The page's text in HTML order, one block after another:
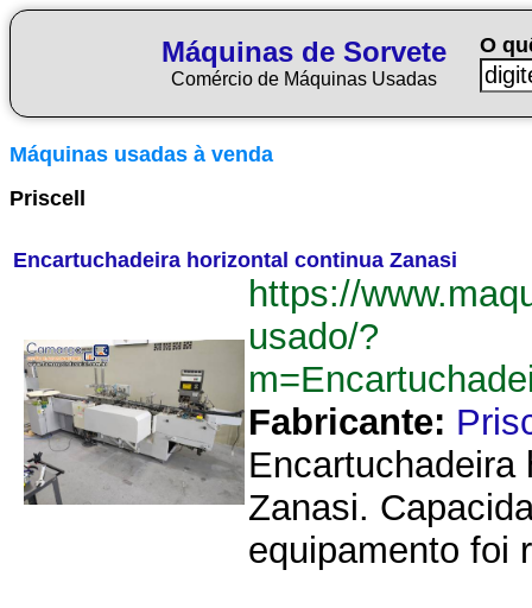
Máquinas de Sorvete
Comércio de Máquinas Usadas
O
Máquinas usadas à venda
Priscell
Encartuchadeira horizontal continua Zanasi
https://
usado/?
Fabricante:
Encartuchadeira
Zanasi.
equipamento foi